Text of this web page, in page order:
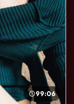
99:06